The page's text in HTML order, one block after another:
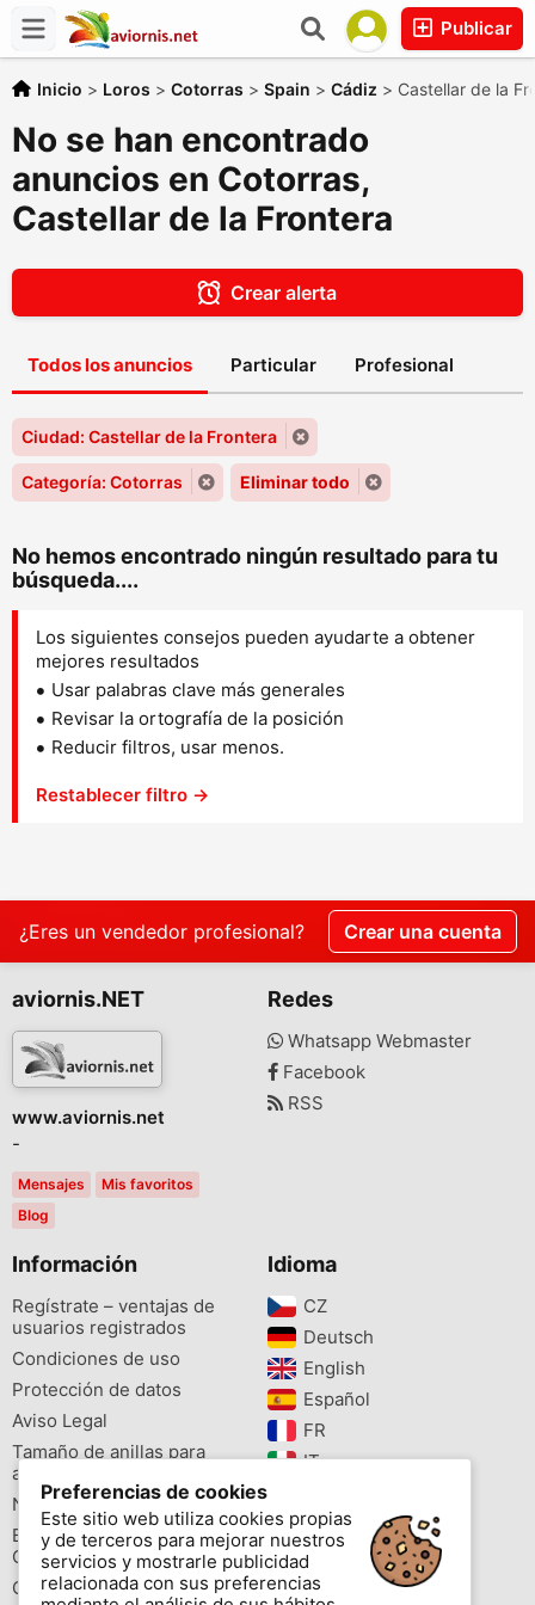
Publicar
Inicio > Loros > Cotorras > Spain > Cádiz > Castellar de la
No se han encontrado
anuncios en Cotorras,
Castellar de la Frontera
Crear alerta
Todos los anuncios Particular Profesional
Ciudad: Castellar de la Frontera
Categoría: Cotorras Eliminar todo
No hemos encontrado ningún resultado para tu
búsqueda....
Los siguientes consejos pueden ayudarte a obtener
mejores resultados
Usar palabras clave más generales
Revisar la ortografía de la posición
Reducir filtros, usar menos.
Restablecer filtro →
¿Eres un vendedor profesional? Crear una cuenta
aviornis.NET
www.aviornis.net
-
Mensajes
Mis favoritos
Blog
Redes
Whatsapp Webmaster
Facebook
RSS
Información
Regístrate – ventajas de
usuarios registrados
Condiciones de uso
Protección de datos
Aviso Legal
Tamaño de anillas para
aves
Newsletter
Buscador de especies
Cites
Colores de las anillas
Idioma
CZ‎
Deutsch‎
English‎
Español‎
FR‎
IT‎
PL‎
PT‎
Preferencias de cookies
Este sitio web utiliza cookies propias
y de terceros para mejorar nuestros
servicios y mostrarle publicidad
relacionada con sus preferencias